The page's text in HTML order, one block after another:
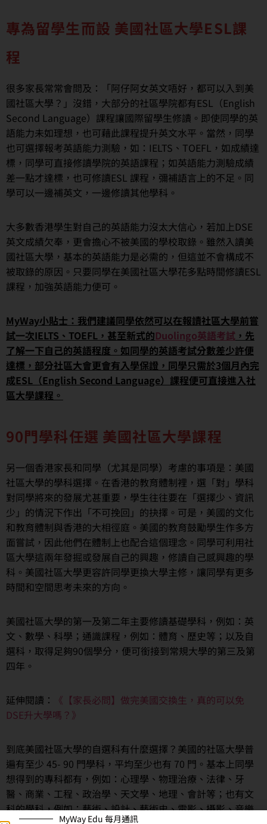
專為留學生而設 美國社區大學ESL課
程
很多家長常常會問及：「阿仔阿女英文唔好，都可以入到美
國社區大學？」沒錯，大部分的社區學院都有ESL（English
Second Language）課程讓國際留學生修讀。即使同學的英
語能力未如理想，也可藉此課程提升英文水平。當然，同學
也可選擇報考英語能力測驗，如：IELTS、TOEFL，如成績達
標，同學可直接修讀學院的英語課程；如英語能力測驗成績
差一點才達標，也可修讀ESL 課程，彌補語言上的不足。同
學可以一邊補英文，一邊修讀其他學科。
大多數香港學生對自己的英語能力沒太大信心，若加上DSE
英文成績欠奉，更會擔心不被美國的學校取錄。雖然入讀美
國社區大學，基本的英語能力是必需的，但這並不會構成不
被取錄的原因。只要同學在美國社區大學花多點時間修讀ESL
課程，加強英語能力便可。
MyWay小貼士：我們建議同學依然可以在報讀社區大學前嘗
試一次IELTS、TOEFL，甚至新式的Duolingo英語考試 ，先
了解一下自己的英語程度。如同學的英語考試分數差少許便
達標，部分社區大會更會有入學保證，同學只需於3個月內完
成ESL（English Second Language）課程便可直接進入社
區大學課程。
90門學科任選 美國社區大學課程
另一個香港家長和同學（尤其是同學）考慮的事項是：美國
社區大學的學科選擇。在香港的教育體制裡，選「對」學科
對同學將來的發展尤甚重要，學生往往要在「選擇少、資訊
少」的情況下作出「不可挽回」的抉擇。可是，美國的文化
和教育體制與香港的大相徑庭。美國的教育鼓勵學生作多方
面嘗試，因此他們在體制上也配合這個理念。同學可利用社
區大學這兩年發掘或發展自己的興趣，修讀自己感興趣的學
科。美國社區大學更容許同學更換大學主修，讓同學有更多
時間和空間思考未來的方向。
美國社區大學的第一及第二年主要修讀基礎學科，例如：英
文、數學、科學；通識課程，例如：體育、歷史等；以及自
選科，取得足夠90個學分，便可銜接到常規大學的第三及第
四年。
延伸閱讀：
《【家長必問】做完美國交換生，真的可以免
DSE升大學嗎？》
到底美國社區大學的自選科有什麼選擇？美國的社區大學普
遍有至少 45- 90 門學科，平均至少也有 70 門。基本上同學
想得到的專科都有，例如：心理學、物理治療、法律、牙
醫、商業、工程、政治學、天文學、地理、會計等；也有文
科的學科，例如：藝術、設計、藝術史、電影、攝影、音樂
MyWay Edu 每月通訊